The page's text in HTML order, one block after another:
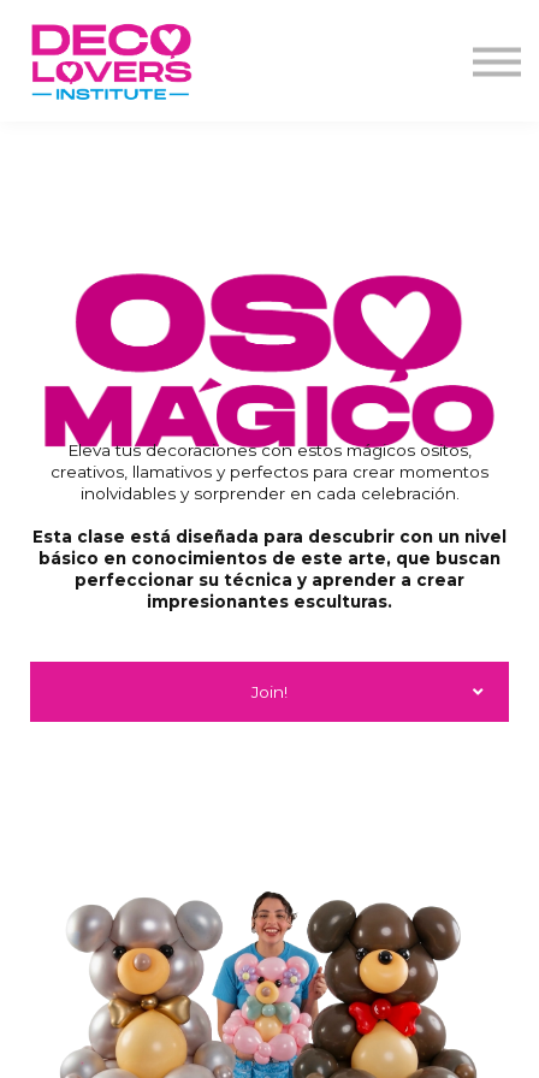
Diplomado
Actos de grado
Eleva tus decoraciones con estos mágicos ositos,
creativos, llamativos y perfectos para crear momentos
inolvidables y sorprender en cada celebración.
Esta clase está diseñada para descubrir con un nivel
básico en conocimientos de este arte, que buscan
perfeccionar su técnica y aprender a crear
impresionantes esculturas.
Join!